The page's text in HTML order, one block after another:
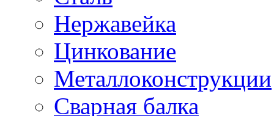
Нержавейка
Цинкование
Металлоконструкции
Сварная балка